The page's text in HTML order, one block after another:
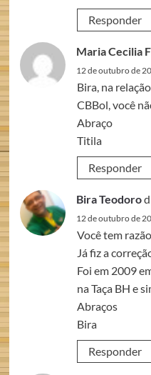
Responder
Maria Cecilia
12 de outubro de
Bira, na
CBBol, você
Abraço
Titila
Responder
Bira Teodoro
12 de outubro de
Você tem
Já fiz a
Foi em 2009
na Taça BH e
Abraços
Bira
Responder